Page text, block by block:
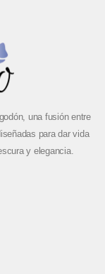
una fusión entre
para dar vida
y elegancia.